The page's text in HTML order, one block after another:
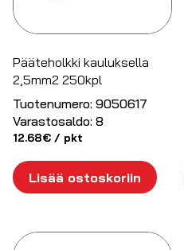
Pääteholkki kauluksella
2,5mm2 250kpl
Tuotenumero: 9050617
Varastosaldo: 8
12.68€ / pkt
Lisää ostoskoriin